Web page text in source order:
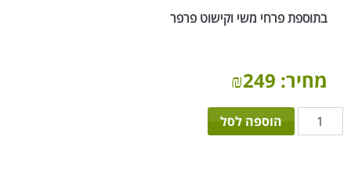
בתוספת פרחי משי וקישוט פרפר
מחיר: ₪249
כמות
הוספה לסל